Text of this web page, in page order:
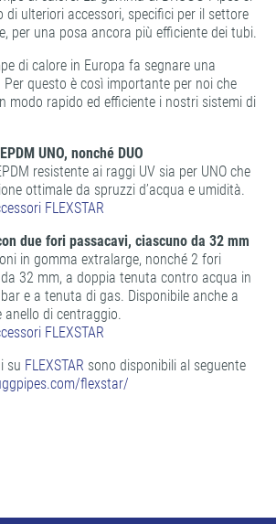
di ulteriori accessori, specifici per il settore
per una posa ancora più efficiente dei tubi.
di calore in Europa fa segnare una
questo è così importante per noi che
modo rapido ed efficiente i nostri sistemi di
UNO, nonché DUO
resistente ai raggi UV sia per UNO che
ottimale da spruzzi d’acqua e umidità.
FLEXSTAR
due fori passacavi, ciascuno da 32 mm
in gomma extralarge, nonché 2 fori
32 mm, a doppia tenuta contro acqua in
e a tenuta di gas. Disponibile anche a
di centraggio.
FLEXSTAR
su FLEXSTAR sono disponibili al seguente
flexstar/